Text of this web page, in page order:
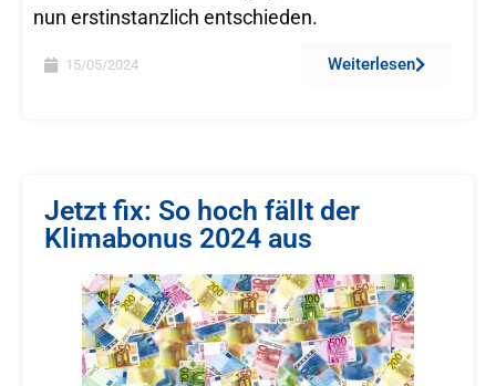
nun erstinstanzlich entschieden.
15/05/2024 Weiterlesen
Jetzt fix: So hoch fällt der
Klimabonus 2024 aus